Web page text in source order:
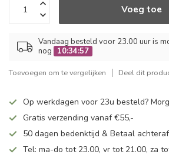
Voeg toe
Vandaag besteld voor 23.00 uur is
nog
10:34:56
Toevoegen om te vergelijken Deel dit
Op werkdagen voor 23u besteld?
Gratis verzending vanaf €55,-
50 dagen bedenktijd & Betaal
Tel: ma-do tot 23.00, vr tot 21.00, za